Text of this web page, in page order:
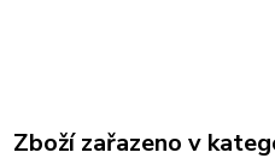
Zboží zařazeno v